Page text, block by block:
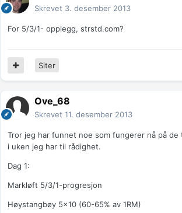
Skrevet 3. desember 2013
For 5/3/1- opplegg, strstd.com?
Siter
Ove_68
Skrevet 11. desember 2013
Tror jeg har funnet noe som fungerer nå på de
i uken jeg har til rådighet.
Dag 1:
Markløft 5/3/1-progresjon
Høystangbøy 5x10 (60-65% av 1RM)